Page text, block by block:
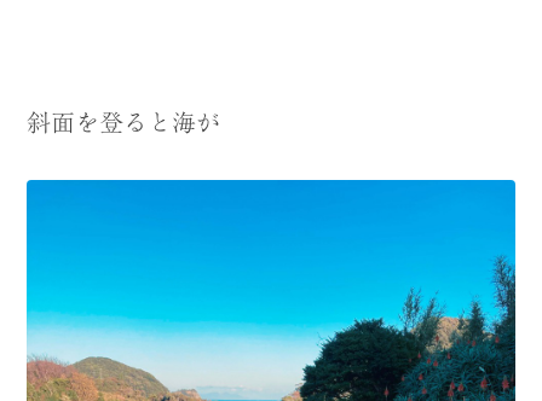
斜面を登ると海が